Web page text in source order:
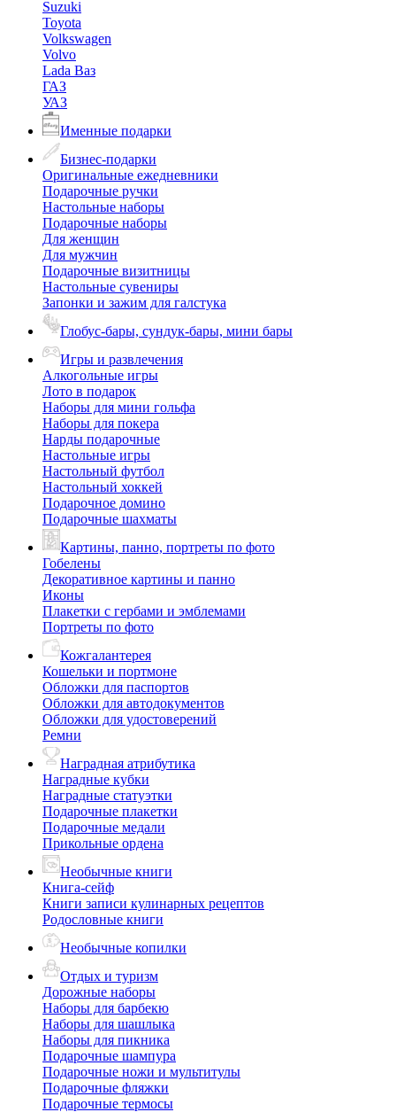
Suzuki
Toyota
Volkswagen
Volvo
Lada Ваз
ГАЗ
УАЗ
Именные подарки
Бизнес-подарки
Оригинальные ежедневники
Подарочные ручки
Настольные наборы
Подарочные наборы
Для женщин
Для мужчин
Подарочные визитницы
Настольные сувениры
Запонки и зажим для галстука
Глобус-бары, сундук-бары, мини бары
Игры и развлечения
Алкогольные игры
Лото в подарок
Наборы для мини гольфа
Наборы для покера
Нарды подарочные
Настольные игры
Настольный футбол
Настольный хоккей
Подарочное домино
Подарочные шахматы
Картины, панно, портреты по фото
Гобелены
Декоративное картины и панно
Иконы
Плакетки с гербами и эмблемами
Портреты по фото
Кожгалантерея
Кошельки и портмоне
Обложки для паспортов
Обложки для автодокументов
Обложки для удостоверений
Ремни
Наградная атрибутика
Наградные кубки
Наградные статуэтки
Подарочные плакетки
Подарочные медали
Прикольные ордена
Необычные книги
Книга-сейф
Книги записи кулинарных рецептов
Родословные книги
Необычные копилки
Отдых и туризм
Дорожные наборы
Наборы для барбекю
Наборы для шашлыка
Наборы для пикника
Подарочные шампура
Подарочные ножи и мультитулы
Подарочные фляжки
Подарочные термосы